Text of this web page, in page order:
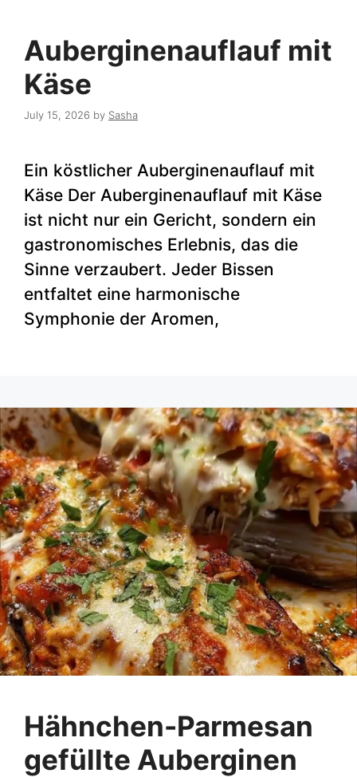
Auberginenauflauf mit
Käse
July 15, 2026 by Sasha
Ein köstlicher Auberginenauflauf mit
Käse Der Auberginenauflauf mit Käse
ist nicht nur ein Gericht, sondern ein
gastronomisches Erlebnis, das die
Sinne verzaubert. Jeder Bissen
entfaltet eine harmonische
Symphonie der Aromen,
Hähnchen-Parmesan
gefüllte Auberginen